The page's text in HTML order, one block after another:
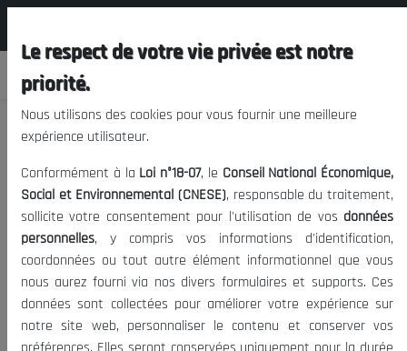
Territoire
Date de publication: 26/01/2020 | Tags:
Opportunités d investissement en Algerie | Visites: 1621
Schéma National d’Aménagement du Territoire
Le respect de votre vie privée est notre
priorité.
Nous utilisons des cookies pour vous fournir une meilleure
expérience utilisateur.
Conformément à la Loi n°18-07, le Conseil National Économique,
Social et Environnemental (CNESE), responsable du traitement,
sollicite votre consentement pour l'utilisation de vos données
personnelles, y compris vos informations d'identification,
coordonnées ou tout autre élément informationnel que vous
nous aurez fourni via nos divers formulaires et supports. Ces
données sont collectées pour améliorer votre expérience sur
notre site web, personnaliser le contenu et conserver vos